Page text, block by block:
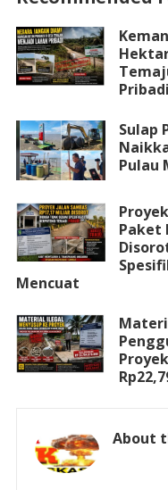
Sulap
Pulau
Paket
Mencuat
About